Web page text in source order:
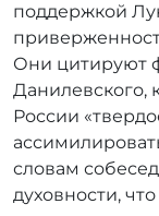
поддержкой
Они цитируют
Данилевского,
России
словам
духовности,